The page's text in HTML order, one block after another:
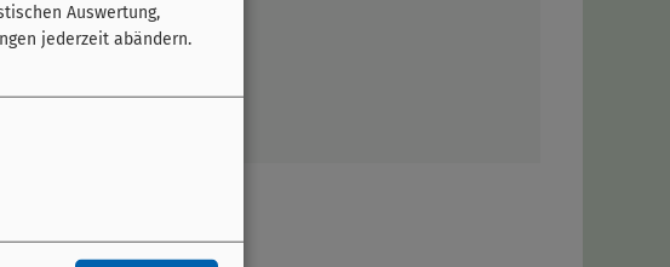
Auswertung,
jederzeit abändern.